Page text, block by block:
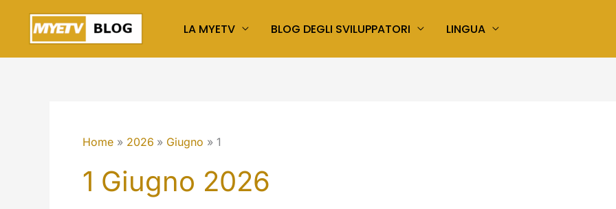
contenuto
LA MYETV BLOG DEGLI SVILUPPATORI LINGUA
Home 2026 Giugno 1
1 Giugno 2026